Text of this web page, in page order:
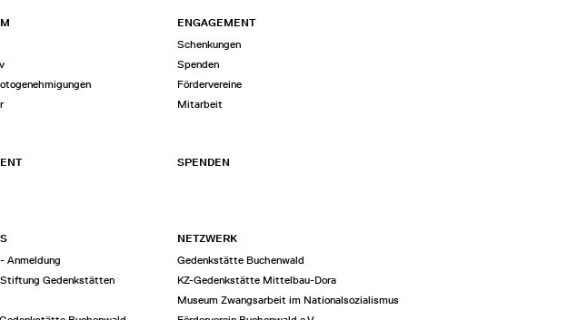
ENGAGEMENT
Schenkungen
Spenden
Fördervereine
Mitarbeit
SPENDEN
Anmeldung
Gedenkstätten
NETZWERK
Gedenkstätte Buchenwald
KZ-Gedenkstätte Mittelbau-Dora
Museum Zwangsarbeit im Nationalsozialismus